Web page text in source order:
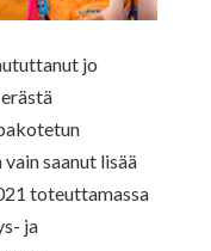
jo
saanut lisää
toteuttamassa
ja